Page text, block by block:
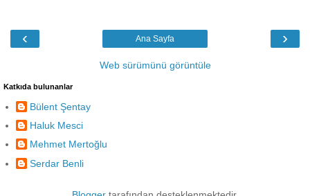
‹ ›
Ana Sayfa
Web sürümünü görüntüle
Katkıda bulunanlar
Bülent Şentay
Haluk Mesci
Mehmet Mertoğlu
Serdar Benli